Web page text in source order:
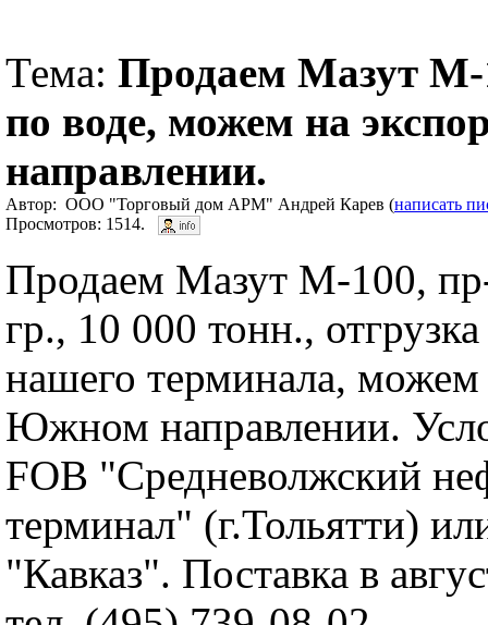
Тема: Продаем Мазут М-
по воде, можем на
направлении.
Автор: ООО "Торговый дом АРМ" Андрей Карев (написать
Просмотров: 1514.
Продаем Мазут М-100,
гр., 10 000 тонн.,
нашего терминала, можем
Южном направлении.
FOB "Средневолжский
терминал" (г.Тольятти)
"Кавказ". Поставка в